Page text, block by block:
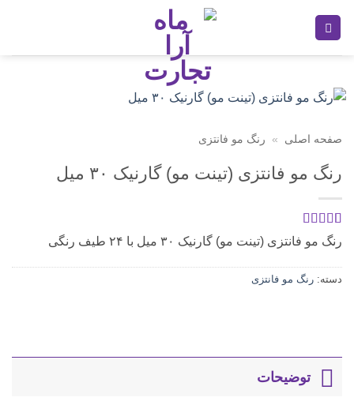
صفحه اصلی » رنگ مو فانتزی
رنگ مو فانتزی (تینت مو) گارنیک ۳۰ میل
امتیازدهی5
از 5 در
مشتری
رنگ مو فانتزی (تینت مو) گارنیک ۳۰ میل با ۲۴ طیف رنگی
دسته: رنگ مو فانتزی
توضیحات